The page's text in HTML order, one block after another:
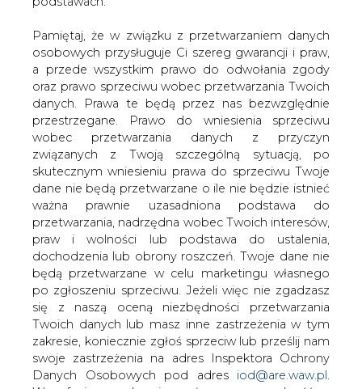
a przede wszystkim prawo do odwołania zgody
danych. Prawa te będą przez nas bezwzględnie
przestrzegane. Prawo do wniesienia sprzeciwu
wobec przetwarzania danych z przyczyn
związanych z Twoją szczególną sytuacją, po
skutecznym wniesieniu prawa do sprzeciwu Twoje
dane nie będą przetwarzane o ile nie będzie istnieć
ważna prawnie uzasadniona podstawa do
przetwarzania, nadrzędna wobec Twoich interesów,
praw i wolności lub podstawa do ustalenia,
dochodzenia lub obrony roszczeń. Twoje dane nie
będą przetwarzane w celu marketingu własnego
po zgłoszeniu sprzeciwu. Jeżeli więc nie zgadzasz
się z naszą oceną niezbędności przetwarzania
Twoich danych lub masz inne zastrzeżenia w tym
zakresie, koniecznie zgłoś sprzeciw lub prześlij nam
swoje zastrzeżenia na adres Inspektora Ochrony
Danych Osobowych pod adresiod@are.waw.pl.
Wycofanie zgody nie wpływa na zgodność z
prawem przetwarzania dokonanego przed jej
wycofaniem.
krajów, będzie stosować platformy do
odwiertów pod wysokim ciśnieniem
przy pracach poszukiwawczych na dnie
Morza Kaspijskiego.
Portal Rigzone podał tę wiadomość na podstawie
własnej informacji z Baku. Firma wiertnicza Caspian
Drilling Company (CDC), stanowiąca w 92,44 proc.
własność państwowej spółki azerskiej State Oil Company
of Azerbejdżan (SOCAR) będzie jedną z pierwszych firm
na świecie, stosujących do wierceń pływające platformy
wiertnicze nowej generacji o specjalnej konstrukcji,
umożliwiającej prace pod ciśnieniem 138 MPa.
Budowa pierwszej nowej platformy jest realizowana
zgodnie z planem, podaje portal. Około 70 proc.
elementów i dolna część platformy są już zmontowane.
Elementy platformy są produkowane w różnych
zakładach produkcyjnych, ale montaż końcowy zrealizuje
Stocznia Kaspijska. Uruchomienie platformy wiertniczej
planowane jest na grudzień 2016 r.